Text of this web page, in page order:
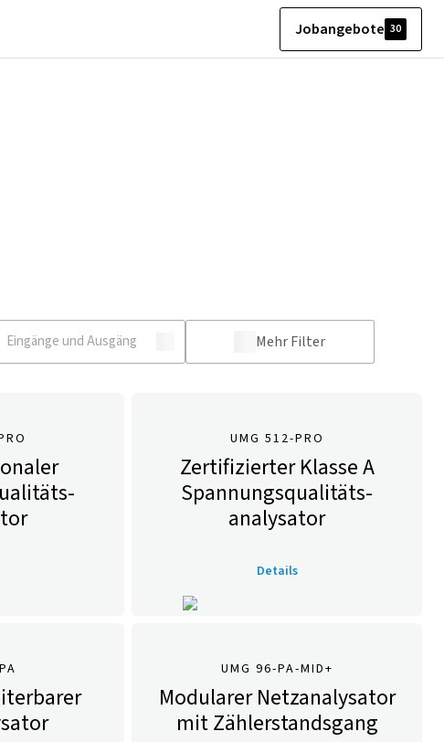
Jobangebote 30
Mehr Filter
UMG 512-PRO
Zertifizierter Klasse A
Spannungsqualitäts­
analysator
Details
UMG 96-PA-MID+
Modularer Netzanalysator
mit Zähler­stands­gang